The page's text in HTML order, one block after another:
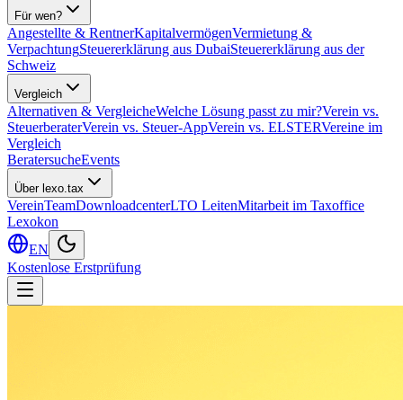
Für wen?
Angestellte & RentnerKapitalvermögenVermietung &
VerpachtungSteuererklärung aus DubaiSteuererklärung aus der
Schweiz
Vergleich
Alternativen & VergleicheWelche Lösung passt zu mir?Verein vs.
SteuerberaterVerein vs. Steuer-AppVerein vs. ELSTERVereine im
Vergleich
BeratersucheEvents
Über lexo.tax
VereinTeamDownloadcenterLTO LeitenMitarbeit im Taxoffice
Lexokon
EN
Kostenlose Erstprüfung